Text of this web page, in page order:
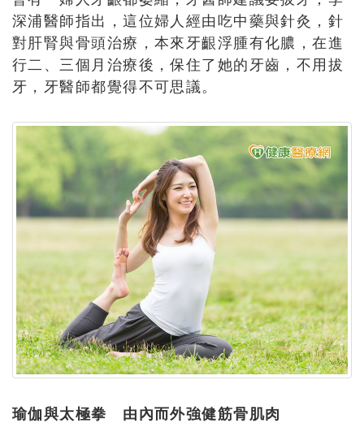
深浦醫師指出，這位婦人經由吃中藥與針灸，針
對肝腎與骨頭治療，本來牙齦浮腫有化膿，在進
行二、三個月治療後，保住了她的牙齒，不用拔
牙，牙醫師都覺得不可思議。
瑜伽與太極拳 由內而外強健筋骨肌肉